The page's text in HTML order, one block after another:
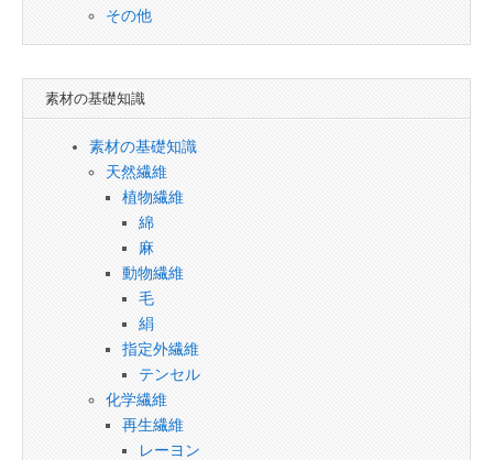
その他
素材の基礎知識
素材の基礎知識
天然繊維
植物繊維
綿
麻
動物繊維
毛
絹
指定外繊維
テンセル
化学繊維
再生繊維
レーヨン